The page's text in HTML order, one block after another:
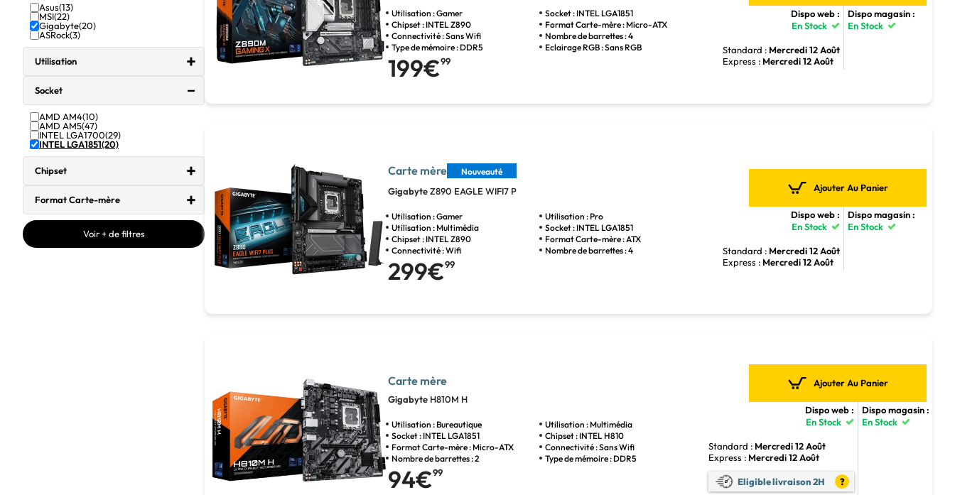
Asus(13)
MSI(22)
Gigabyte(20)
ASRock(3)
Utilisation
Socket
AMD AM4(10)
AMD AM5(47)
INTEL LGA1700(29)
INTEL LGA1851(20)
Chipset
Format Carte-mère
Voir + de filtres
Utilisation : Gamer
Socket : INTEL LGA1851
Chipset : INTEL Z890
Format Carte-mère : Micro-ATX
Connectivité : Sans Wifi
Nombre de barrettes : 4
Type de mémoire : DDR5
Eclairage RGB : Sans RGB
199€99
Dispo web :
En Stock
Standard : Mercredi 12 Août
Express : Mercredi 12 Août
Dispo magasin :
En Stock
Carte mère Nouveauté
GigabyteZ890 EAGLE WIFI7 P
Utilisation : Gamer
Utilisation : Pro
Utilisation : Multimédia
Socket : INTEL LGA1851
Chipset : INTEL Z890
Format Carte-mère : ATX
Connectivité : Wifi
Nombre de barrettes : 4
299€99
Ajouter Au Panier
Dispo web :
En Stock
Standard : Mercredi 12 Août
Express : Mercredi 12 Août
Dispo magasin :
En Stock
Carte mère
Gigabyte H810M H
Utilisation : Bureautique
Utilisation : Multimédia
Socket : INTEL LGA1851
Chipset : INTEL H810
Format Carte-mère : Micro-ATX
Connectivité : Sans Wifi
Nombre de barrettes : 2
Type de mémoire : DDR5
94€99
Ajouter Au Panier
Dispo web :
En Stock
Standard : Mercredi 12 Août
Express : Mercredi 12 Août
Eligible livraison 2H ?
Dispo magasin :
En Stock